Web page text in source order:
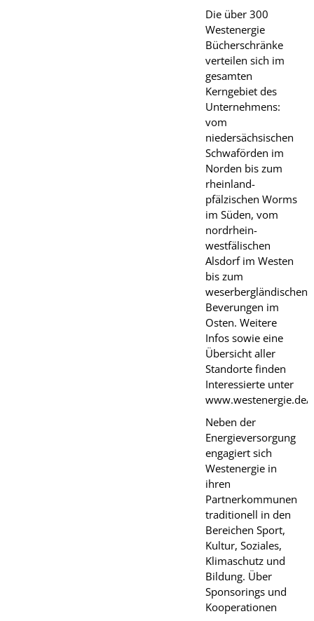
Die über 300
Westenergie
Bücherschränke
verteilen sich im
gesamten
Kerngebiet des
Unternehmens:
vom
niedersächsischen
Schwaförden im
Norden bis zum
rheinland-
pfälzischen Worms
im Süden, vom
nordrhein-
westfälischen
Alsdorf im Westen
bis zum
weserbergländischen
Beverungen im
Osten. Weitere
Infos sowie eine
Übersicht aller
Standorte finden
Interessierte unter
www.westenergie.de/
Neben der
Energieversorgung
engagiert sich
Westenergie in
ihren
Partnerkommunen
traditionell in den
Bereichen Sport,
Kultur, Soziales,
Klimaschutz und
Bildung. Über
Sponsorings und
Kooperationen